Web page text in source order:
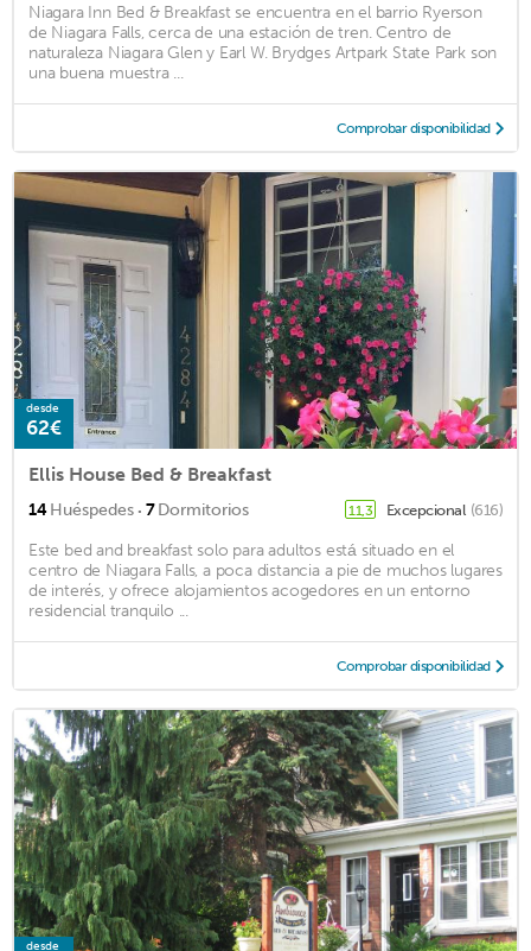
Niagara Inn Bed & Breakfast se encuentra en el barrio Ryerson
de Niagara Falls, cerca de una estación de tren. Centro de
naturaleza Niagara Glen y Earl W. Brydges Artpark State Park son
una buena muestra ...
Comprobar disponibilidad
desde
62€
Ellis House Bed & Breakfast
14Huéspedes · 7Dormitorios 11,3 Excepcional (616)
Este bed and breakfast solo para adultos está situado en el
centro de Niagara Falls, a poca distancia a pie de muchos lugares
de interés, y ofrece alojamientos acogedores en un entorno
residencial tranquilo ...
Comprobar disponibilidad
desde